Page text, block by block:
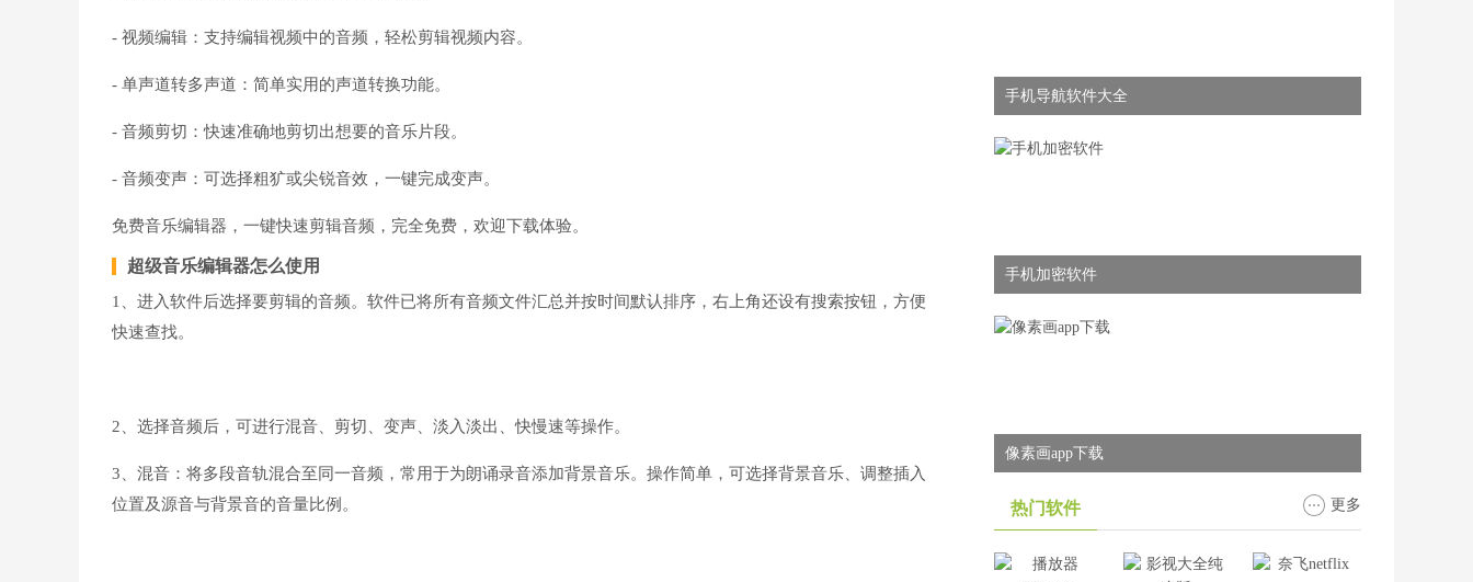
- 视频编辑：支持编辑视频中的音频，轻松剪辑视频内容。
- 单声道转多声道：简单实用的声道转换功能。
- 音频剪切：快速准确地剪切出想要的音乐片段。
- 音频变声：可选择粗犷或尖锐音效，一键完成变声。
免费音乐编辑器，一键快速剪辑音频，完全免费，欢迎下载体验。
超级音乐编辑器怎么使用
1、进入软件后选择要剪辑的音频。软件已将所有音频文件汇总并按时间默认排序，右上角还设有搜索按钮，方便
快速查找。
2、选择音频后，可进行混音、剪切、变声、淡入淡出、快慢速等操作。
3、混音：将多段音轨混合至同一音频，常用于为朗诵录音添加背景音乐。操作简单，可选择背景音乐、调整插入
位置及源音与背景音的音量比例。
手机导航软件大全
手机加密软件
像素画app下载
热门软件 更多